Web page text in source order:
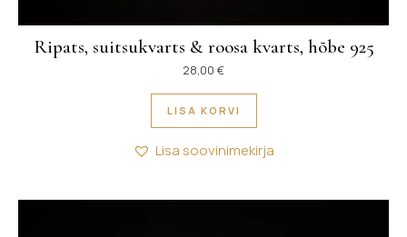
Ripats, suitsukvarts & roosa kvarts, hõbe 925
28,00 €
LISA KORVI
Lisa soovinimekirja